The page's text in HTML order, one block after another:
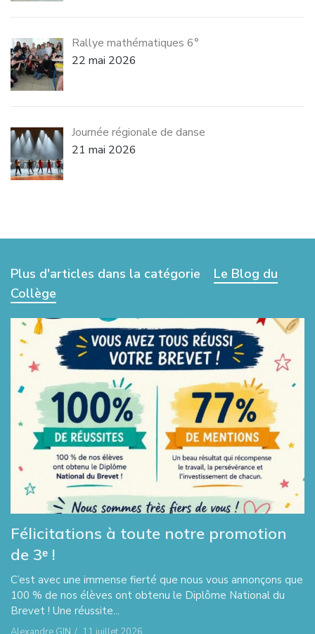
Rallye mathématiques 6°
22 mai 2026
Journée régionale de danse
21 mai 2026
Plus d'articles dans la catégorie
Le Blog du
Collège
Félicitations à toute notre promotion
de 3ᵉ !
C’est avec une immense fierté que nous vous annonçons que
100 % de nos élèves ont obtenu le Diplôme National du
Brevet ! Une réussite...